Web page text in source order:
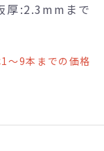
厚:2.3mmまで
～9本までの価格